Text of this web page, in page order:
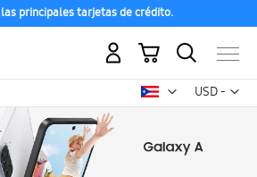
principales tarjetas de crédito.
USD -
dólar
Mi carrito